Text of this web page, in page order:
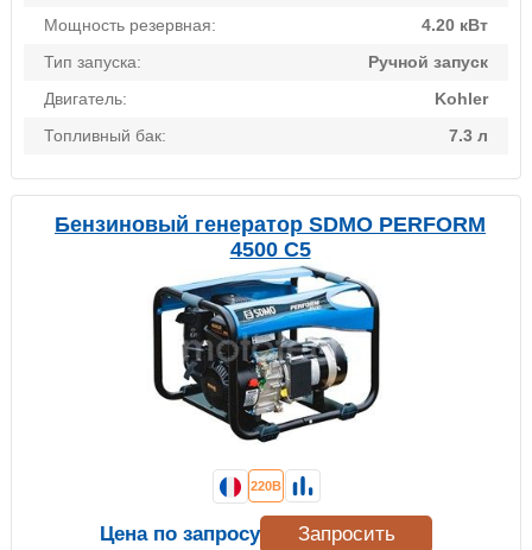
Мощность резервная:
4.20 кВт
Тип запуска:
Ручной запуск
Двигатель:
Kohler
Топливный бак:
7.3 л
Бензиновый генератор SDMO PERFORM
4500 C5
220В
Цена по запросу Запросить